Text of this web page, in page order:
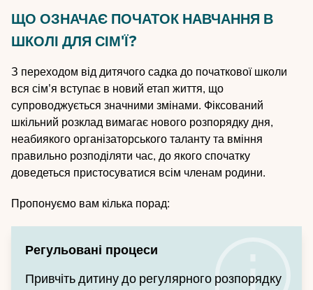
ЩО ОЗНАЧАЄ ПОЧАТОК НАВЧАННЯ В
ШКОЛІ ДЛЯ СІМ'Ї?
З переходом від дитячого садка до початкової школи
вся сім'я вступає в новий етап життя, що
супроводжується значними змінами. Фіксований
шкільний розклад вимагає нового розпорядку дня,
неабиякого організаторського таланту та вміння
правильно розподіляти час, до якого спочатку
доведеться пристосуватися всім членам родини.
Пропонуємо вам кілька порад:
Регульовані процеси
Привчіть дитину до регулярного розпорядку